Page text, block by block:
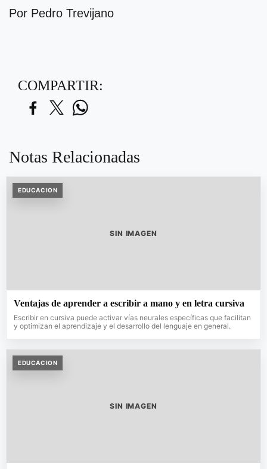
Por Pedro Trevijano
COMPARTIR:
Notas Relacionadas
EDUCACION
SIN IMAGEN
Ventajas de aprender a escribir a mano y en letra cursiva
Escribir en cursiva puede activar vías neurales específicas que facilitan
y optimizan el aprendizaje y el desarrollo del lenguaje en general.
EDUCACION
SIN IMAGEN